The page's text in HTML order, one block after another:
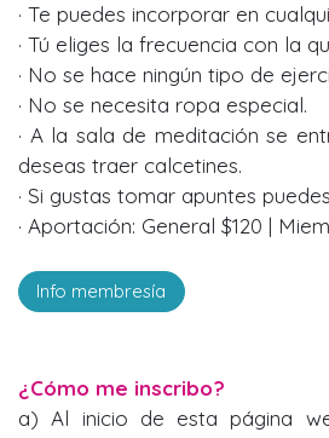
· Te puedes incorporar en
· Tú eliges la frecuencia con la
· No se hace ningún tipo de
· No se necesita ropa especial.
· A la sala de meditación se
deseas traer calcetines.
· Si gustas tomar apuntes
· Aportación: General $120 |
Info membresía
¿Cómo me inscribo?
a) Al inicio de esta página